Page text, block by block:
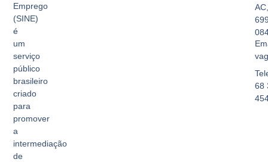
Emprego
(SINE)
é
um
serviço
público
brasileiro
criado
para
promover
a
intermediação
de
AC,
68